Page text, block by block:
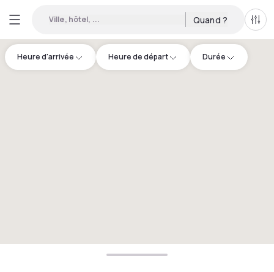
Ville, hôtel, ... Quand ?
Heure d'arrivée Heure de départ Durée